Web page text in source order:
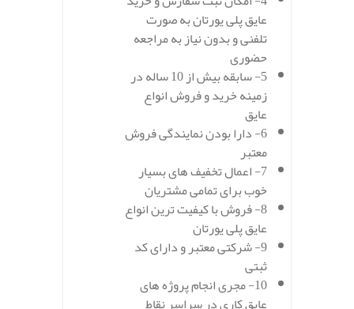
عایق پلی یورتان به صورت
تلفنی و بدون نیاز به مراجعه
حضوری
5- سابقه بیش از 10 ساله در
زمینه خرید و فروش انواع
عایق
6- دارا بودن نمایندگی فروش
معتبر
7- اعمال تخفیف های بسیار
خوب برای تمامی مشتریان
8- فروش با کیفیت ترین انواع
عایق پلی یورتان
9- شرکتی معتبر و دارای کد
ثبتی
10- مجری انجام پروژه های
عایق کاری در سراسر نقاط